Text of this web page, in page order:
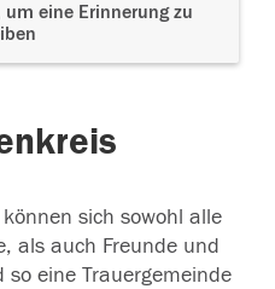
eine Erinnerung zu
sich sowohl alle
als auch Freunde und
eine Trauergemeinde